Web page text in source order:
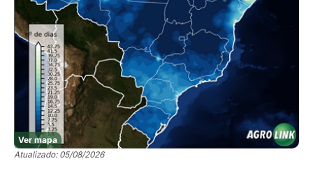
Ver mapa
Atualizado: 05/08/2026